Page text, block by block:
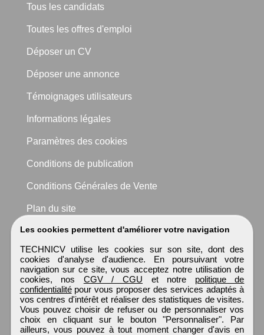
Les cookies permettent d'améliorer votre navigation
TECHNICV utilise les cookies sur son site, dont des
cookies d'analyse d'audience. En poursuivant votre
navigation sur ce site, vous acceptez notre utilisation de
cookies, nos CGV / CGU et notre politique de
confidentialitépour vous proposer des services adaptés à
vos centres d'intérêt et réaliser des statistiques de visites.
Vous pouvez choisir de refuser ou de personnaliser vos
choix en cliquant sur le bouton "Personnaliser". Par
ailleurs, vous pouvez à tout moment changer d'avis en
Tous les candidats
Toutes les offres d'emploi
Déposer un CV
Déposer une annonce
Témoignages utilisateurs
Informations légales
Paramètres des cookies
Conditions de publication
Conditions Générales de Vente
Plan du site